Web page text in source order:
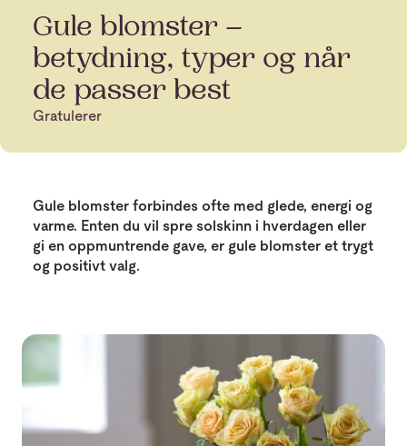
Gratulerer
Gule blomster –
betydning, typer og når
de passer best
Gule blomster forbindes ofte med glede, energi og
varme. Enten du vil spre solskinn i hverdagen eller
gi en oppmuntrende gave, er gule blomster et trygt
og positivt valg.